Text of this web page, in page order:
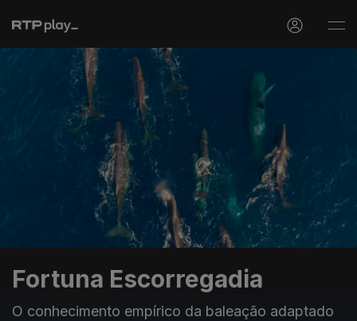
Fortuna Escorregadia
O conhecimento empírico da baleação adaptado